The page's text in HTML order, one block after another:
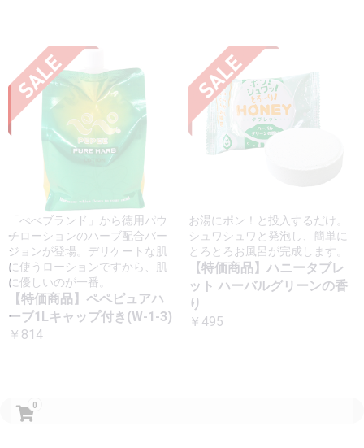
0
「ぺぺブランド」から徳用パウ
チローションのハーブ配合バー
ジョンが登場。デリケートな肌
に使うローションですから、肌
に優しいのが一番。
【特価商品】ペペピュアハ
ーブ1Lキャップ付き(W-1-3)
￥814
お湯にポン！と投入するだけ。
シュワシュワと発泡し、簡単に
とろとろお風呂が完成します。
【特価商品】ハニータブレ
ット ハーバルグリーンの香
り
￥495